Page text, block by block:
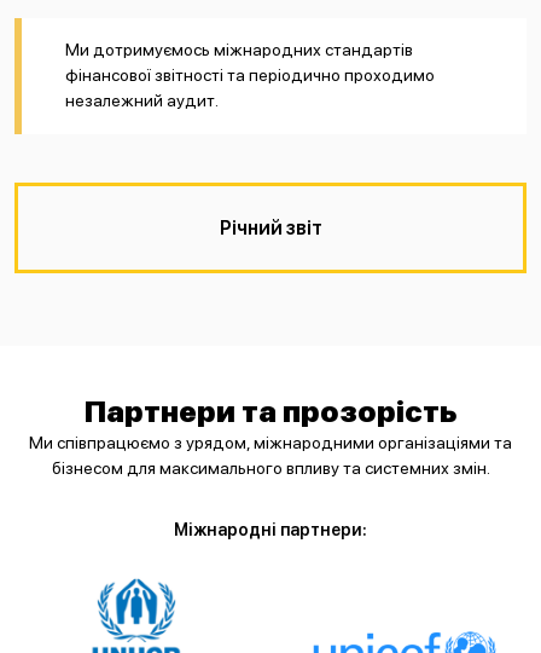
Ми дотримуємось міжнародних стандартів
фінансової звітності та періодично проходимо
незалежний аудит.
Річний звіт
Партнери та прозорість
Ми співпрацюємо з урядом, міжнародними організаціями та
бізнесом для максимального впливу та системних змін.
Міжнародні партнери: